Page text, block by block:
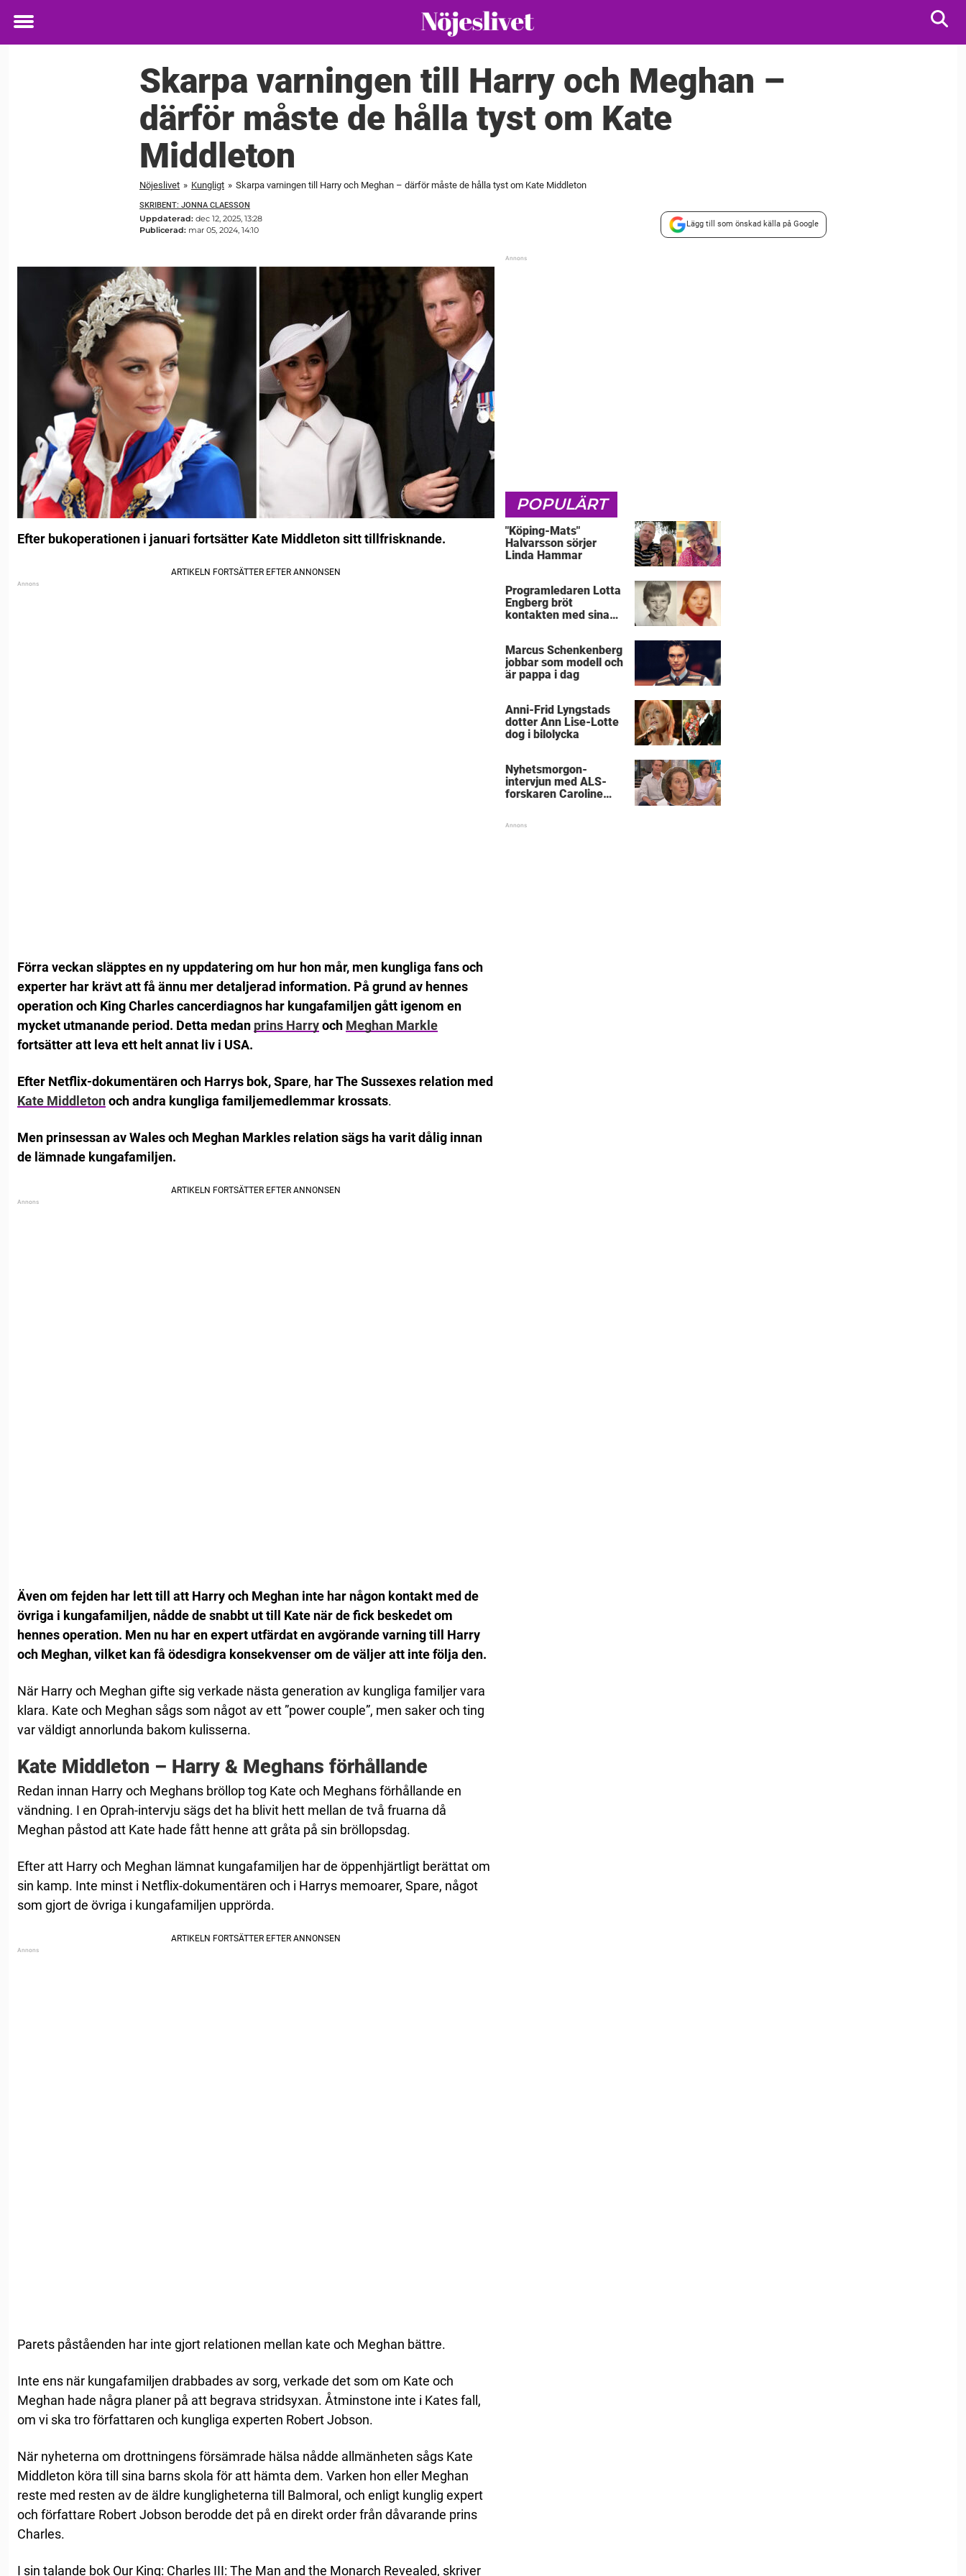
Toggle
Skarpa varningen till Harry och Meghan –
därför måste de hålla tyst om Kate
Middleton
Nöjeslivet » Kungligt » Skarpa varningen till Harry och Meghan – därför måste de hålla tyst om Kate Middleton
SKRIBENT: JONNA CLAESSON
Uppdaterad: dec 12, 2025, 13:28
Publicerad: mar 05, 2024, 14:10
Lägg till som önskad källa på Google
Efter bukoperationen i januari fortsätter Kate Middleton sitt tillfrisknande.
Förra veckan släpptes en ny uppdatering om hur hon mår, men kungliga fans och
experter har krävt att få ännu mer detaljerad information. På grund av hennes
operation och King Charles cancerdiagnos har kungafamiljen gått igenom en
mycket utmanande period. Detta medan prins Harryoch Meghan Markle
fortsätter att leva ett helt annat liv i USA.
Efter Netflix-dokumentären och Harrys bok, Spare, har The Sussexes relation med
Kate Middletonoch andra kungliga familjemedlemmar krossats.
Men prinsessan av Wales och Meghan Markles relation sägs ha varit dålig innan
de lämnade kungafamiljen.
Även om fejden har lett till att Harry och Meghan inte har någon kontakt med de
övriga i kungafamiljen, nådde de snabbt ut till Kate när de fick beskedet om
hennes operation. Men nu har en expert utfärdat en avgörande varning till Harry
och Meghan, vilket kan få ödesdigra konsekvenser om de väljer att inte följa den.
När Harry och Meghan gifte sig verkade nästa generation av kungliga familjer vara
klara. Kate och Meghan sågs som något av ett ”power couple”, men saker och ting
var väldigt annorlunda bakom kulisserna.
Kate Middleton – Harry & Meghans förhållande
Redan innan Harry och Meghans bröllop tog Kate och Meghans förhållande en
vändning. I en Oprah-intervju sägs det ha blivit hett mellan de två fruarna då
Meghan påstod att Kate hade fått henne att gråta på sin bröllopsdag.
Efter att Harry och Meghan lämnat kungafamiljen har de öppenhjärtligt berättat om
sin kamp. Inte minst i Netflix-dokumentären och i Harrys memoarer, Spare, något
som gjort de övriga i kungafamiljen upprörda.
Parets påståenden har inte gjort relationen mellan kate och Meghan bättre.
Inte ens när kungafamiljen drabbades av sorg, verkade det som om Kate och
Meghan hade några planer på att begrava stridsyxan. Åtminstone inte i Kates fall,
om vi ska tro författaren och kungliga experten Robert Jobson.
När nyheterna om drottningens försämrade hälsa nådde allmänheten sågs Kate
Middleton köra till sina barns skola för att hämta dem. Varken hon eller Meghan
reste med resten av de äldre kungligheterna till Balmoral, och enligt kunglig expert
och författare Robert Jobson berodde det på en direkt order från dåvarande prins
Charles.
I sin talande bok Our King: Charles III: The Man and the Monarch Revealed, skriver
POPULÄRT
"Köping-Mats"
Halvarsson sörjer
Linda Hammar
Programledaren Lotta
Engberg bröt
kontakten med sina
Marcus Schenkenberg
jobbar som modell och
är pappa i dag
Anni-Frid Lyngstads
dotter Ann Lise-Lotte
dog i bilolycka
Nyhetsmorgon-
intervjun med ALS-
forskaren Caroline